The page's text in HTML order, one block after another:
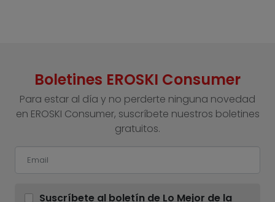
Boletines EROSKI Consumer
Para estar al día y no perderte ninguna novedad
en EROSKI Consumer, suscríbete nuestros boletines
gratuitos.
Suscríbete al boletín de Lo Mejor de la